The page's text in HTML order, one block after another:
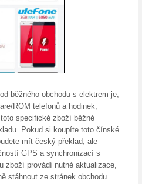
telefony
servisní
(5x)